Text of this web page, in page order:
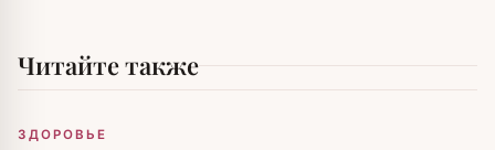
Читайте также
ЗДОРОВЬЕ